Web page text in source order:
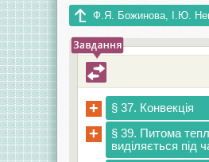
Ф.Я. Божинова, І.Ю.
+ § 37. Конвекція
+
§ 39. Питома
виділяється під